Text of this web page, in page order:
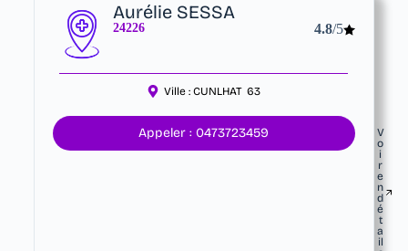
Aurélie SESSA
24226 4.8/5
Ville :CUNLHAT 63
Appeler : 0473723459
V
o
i
r
e
n
d
é
t
a
il